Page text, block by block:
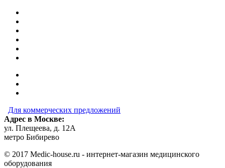
Для коммерческих предложений
Адрес в Москве:
ул. Плещеева, д. 12А
метро Бибирево
© 2017 Medic-house.ru - интернет-магазин медицинского
оборудования